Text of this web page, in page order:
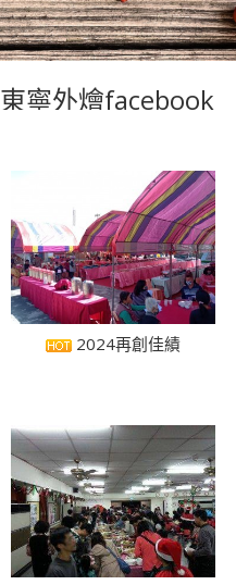
東寧外燴facebook
2024再創佳績